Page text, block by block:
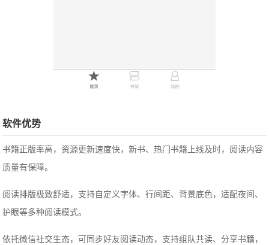
软件优势
书籍正版率高，资源更新速度快，新书、热门书籍上线及时，阅读内容
质量有保障。
阅读排版极致舒适，支持自定义字体、行间距、背景底色，适配夜间、
护眼等多种阅读模式。
依托微信社交生态，可同步好友阅读动态，支持组队共读、分享书籍，